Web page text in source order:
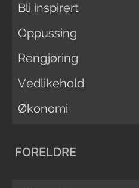
Bli inspirert
Oppussing
Rengjøring
Vedlikehold
Økonomi
FORELDRE